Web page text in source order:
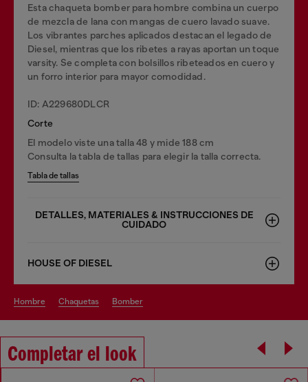
Esta chaqueta bomber para hombre combina un cuerpo
de mezcla de lana con mangas de cuero lavado suave.
Los vibrantes parches aplicados destacan el legado de
Diesel, mientras que los ribetes a rayas aportan un toque
varsity. Se completa con bolsillos ribeteados en cuero y
un forro interior para mayor comodidad.
ID: A229680DLCR
Corte
El modelo viste una talla 48 y mide 188 cm
Consulta la tabla de tallas para elegir la talla correcta.
Tabla de tallas
DETALLES, MATERIALES & INSTRUCCIONES DE
CUIDADO
HOUSE OF DIESEL
hombre chaquetas bomber
Completar el look